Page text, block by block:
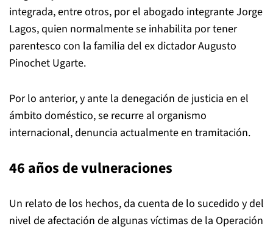
integrada, entre otros, por el abogado integrante Jorge
Lagos, quien normalmente se inhabilita por tener
parentesco con la familia del ex dictador Augusto
Pinochet Ugarte.
Por lo anterior, y ante la denegación de justicia en el
ámbito doméstico, se recurre al organismo
internacional, denuncia actualmente en tramitación.
46 años de vulneraciones
Un relato de los hechos, da cuenta de lo sucedido y del
nivel de afectación de algunas víctimas de la Operación